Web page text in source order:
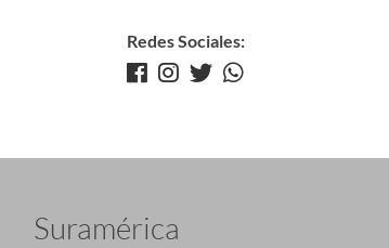
Redes Sociales:
Suramérica